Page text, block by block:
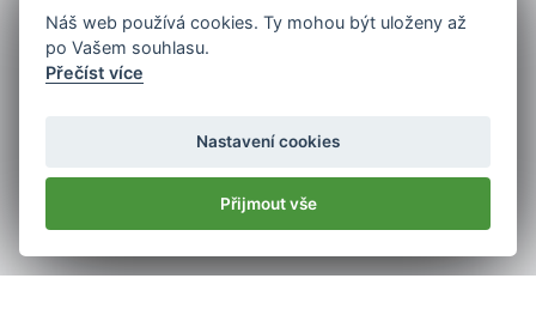
Golfový slovník
Nejlépe hodnocený
v ČR
Náš web používá cookies. Ty mohou být uloženy až
po Vašem souhlasu.
Přečíst více
Nastavení cookies
Přijmout vše